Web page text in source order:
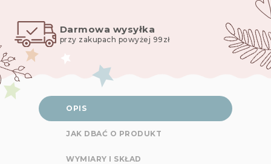
Darmowa wysyłka
przy zakupach powyżej 99zł
OPIS
JAK DBAĆ O PRODUKT
WYMIARY I SKŁAD